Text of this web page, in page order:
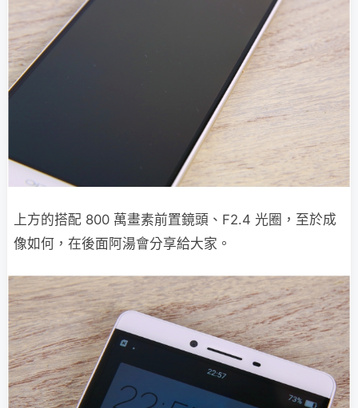
上方的搭配 800 萬畫素前置鏡頭、F2.4 光圈，至於成
像如何，在後面阿湯會分享給大家。